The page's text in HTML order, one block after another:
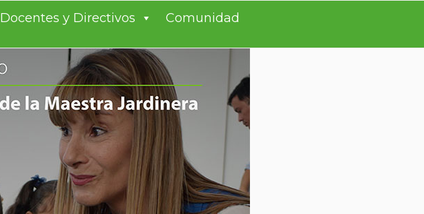
Docentes y Directivos Comunidad